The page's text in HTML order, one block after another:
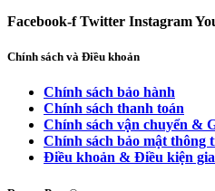
Facebook-f Twitter Instagram
Chính sách và Điều khoản
Chính sách bảo hành
Chính sách thanh toán
Chính sách vận chuyển &
Chính sách bảo mật thông
Điều khoản & Điều kiện